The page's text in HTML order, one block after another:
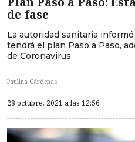
de fase
La autoridad sanitaria
tendrá el plan Paso a Paso,
de Coronavirus.
Paulina Cárdenas
28 octubre, 2021 a las 12:56